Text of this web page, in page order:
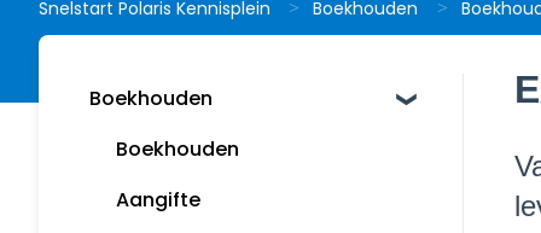
Snelstart Polaris Kennisplein Boekhouden
Boekhouden
Boekhouden
Aangifte